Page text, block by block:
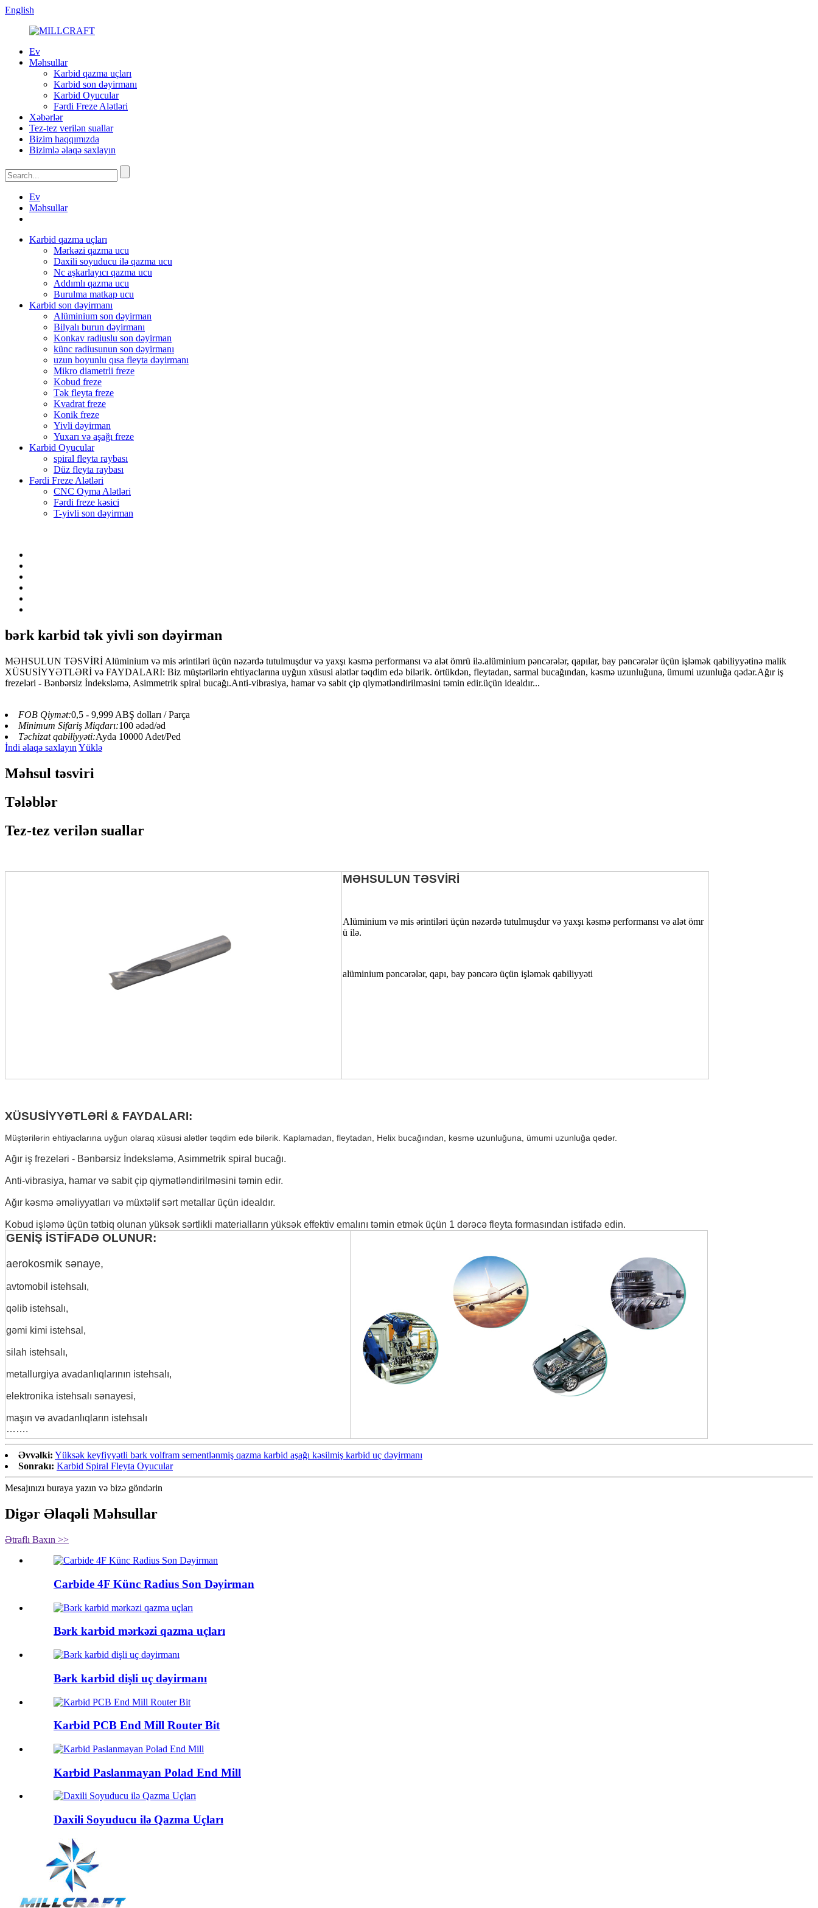
English
Ev
Məhsullar
Karbid qazma uçları
Karbid son dəyirmanı
Karbid Oyucular
Fərdi Freze Alətləri
Xəbərlər
Tez-tez verilən suallar
Bizim haqqımızda
Bizimlə əlaqə saxlayın
Ev
Məhsullar
Karbid qazma uçları
Mərkəzi qazma ucu
Daxili soyuducu ilə qazma ucu
Nc aşkarlayıcı qazma ucu
Addımlı qazma ucu
Burulma matkap ucu
Karbid son dəyirmanı
Alüminium son dəyirman
Bilyalı burun dəyirmanı
Konkav radiuslu son dəyirman
künc radiusunun son dəyirmanı
uzun boyunlu qısa fleyta dəyirmanı
Mikro diametrli freze
Kobud freze
Tək fleyta freze
Kvadrat freze
Konik freze
Yivli dəyirman
Yuxarı və aşağı freze
Karbid Oyucular
spiral fleyta raybası
Düz fleyta raybası
Fərdi Freze Alətləri
CNC Oyma Alətləri
Fərdi freze kəsici
T-yivli son dəyirman
bərk karbid tək yivli son dəyirman
MƏHSULUN TƏSVİRİ Alüminium və mis ərintiləri üçün nəzərdə tutulmuşdur və yaxşı kəsmə performansı və alət ömrü ilə.alüminium pəncərələr, qapılar, bay pəncərələr üçün işləmək qabiliyyətinə malik
XÜSUSİYYƏTLƏRİ və FAYDALARI: Biz müştərilərin ehtiyaclarına uyğun xüsusi alətlər təqdim edə bilərik. örtükdən, fleytadan, sarmal bucağından, kəsmə uzunluğuna, ümumi uzunluğa qədər.Ağır iş
frezeləri - Bənbərsiz İndeksləmə, Asimmetrik spiral bucağı.Anti-vibrasiya, hamar və sabit çip qiymətləndirilməsini təmin edir.üçün idealdır...
FOB Qiymət:0,5 - 9,999 ABŞ dolları / Parça
Minimum Sifariş Miqdarı:100 ədəd/əd
Təchizat qabiliyyəti:Ayda 10000 Adet/Ped
İndi əlaqə saxlayın Yüklə
Məhsul təsviri
Tələblər
Tez-tez verilən suallar
MƏHSULUN TƏSVİRİ
Alüminium və mis ərintiləri üçün nəzərdə tutulmuşdur və yaxşı kəsmə performansı və alət ömr
ü ilə.
alüminium pəncərələr, qapı, bay pəncərə üçün işləmək qabiliyyəti
XÜSUSİYYƏTLƏRİ & FAYDALARI:
Müştərilərin ehtiyaclarına uyğun olaraq xüsusi alətlər təqdim edə bilərik. Kaplamadan, fleytadan, Helix bucağından, kəsmə uzunluğuna, ümumi uzunluğa qədər.
Ağır iş frezeləri - Bənbərsiz İndeksləmə, Asimmetrik spiral bucağı.
Anti-vibrasiya, hamar və sabit çip qiymətləndirilməsini təmin edir.
Ağır kəsmə əməliyyatları və müxtəlif sərt metallar üçün idealdır.
Kobud işləmə üçün tətbiq olunan yüksək sərtlikli materialların yüksək effektiv emalını təmin etmək üçün 1 dərəcə fleyta formasından istifadə edin.
GENİŞ İSTİFADƏ OLUNUR:
aerokosmik sənaye,
avtomobil istehsalı,
qəlib istehsalı,
gəmi kimi istehsal,
silah istehsalı,
metallurgiya avadanlıqlarının istehsalı,
elektronika istehsalı sənayesi,
maşın və avadanlıqların istehsalı
…….
Əvvəlki: Yüksək keyfiyyətli bərk volfram sementlənmiş qazma karbid aşağı kəsilmiş karbid uç dəyirmanı
Sonrakı: Karbid Spiral Fleyta Oyucular
Mesajınızı buraya yazın və bizə göndərin
Digər Əlaqəli Məhsullar
Ətraflı Baxın >>
Carbide 4F Künc Radius Son Dəyirman
Bərk karbid mərkəzi qazma uçları
Bərk karbid dişli uç dəyirmanı
Karbid PCB End Mill Router Bit
Karbid Paslanmayan Polad End Mill
Daxili Soyuducu ilə Qazma Uçları